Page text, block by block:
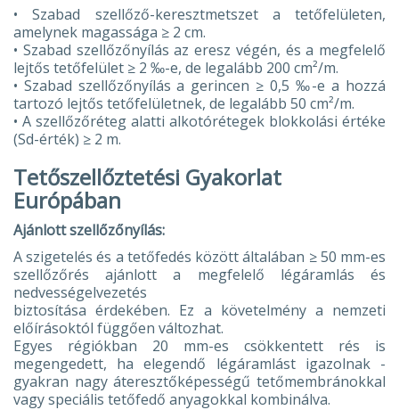
• Szabad szellőző-keresztmetszet a tetőfelületen,
amelynek magassága ≥ 2 cm.
• Szabad szellőzőnyílás az eresz végén, és a megfelelő
lejtős tetőfelület ≥ 2 ‰-e, de legalább 200 cm²/m.
• Szabad szellőzőnyílás a gerincen ≥ 0,5 ‰-e a hozzá
tartozó lejtős tetőfelületnek, de legalább 50 cm²/m.
• A szellőzőréteg alatti alkotórétegek blokkolási értéke
(Sd-érték) ≥ 2 m.
Tetőszellőztetési Gyakorlat
Európában
Ajánlott szellőzőnyílás:
A szigetelés és a tetőfedés között általában ≥ 50 mm-es
szellőzőrés ajánlott a megfelelő légáramlás és
nedvességelvezetés
biztosítása érdekében. Ez a követelmény a nemzeti
előírásoktól függően változhat.
Egyes régiókban 20 mm-es csökkentett rés is
megengedett, ha elegendő légáramlást igazolnak -
gyakran nagy áteresztőképességű tetőmembránokkal
vagy speciális tetőfedő anyagokkal kombinálva.